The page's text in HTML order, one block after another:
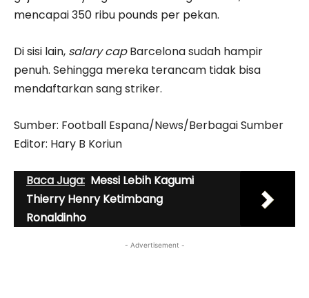
mencapai 350 ribu pounds per pekan.
Di sisi lain, salary capBarcelona sudah hampir
penuh. Sehingga mereka terancam tidak bisa
mendaftarkan sang striker.
Sumber: Football Espana/News/Berbagai Sumber
Editor: Hary B Koriun
Baca Juga: Messi Lebih Kagumi
Thierry Henry Ketimbang
Ronaldinho
- Advertisement -